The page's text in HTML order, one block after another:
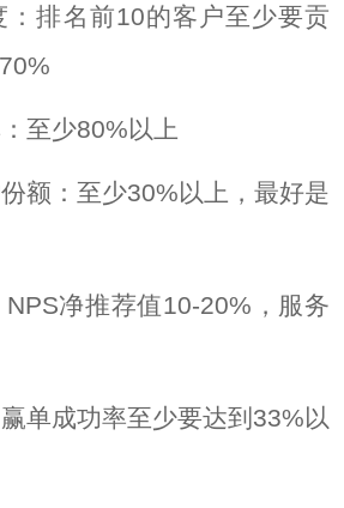
：排名前10的客户至少要贡
至少80%以上
额：至少30%以上，最好是
净推荐值10-20%，服务
单成功率至少要达到33%以